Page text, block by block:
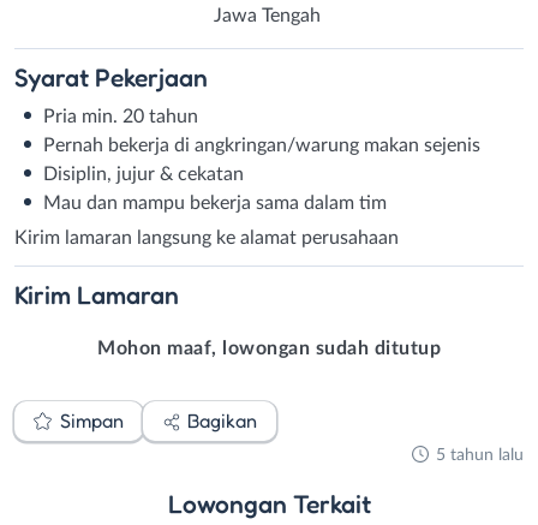
Jawa Tengah
Syarat Pekerjaan
Pria min. 20 tahun
Pernah bekerja di angkringan/warung makan sejenis
Disiplin, jujur & cekatan
Mau dan mampu bekerja sama dalam tim
Kirim lamaran langsung ke alamat perusahaan
Kirim Lamaran
Mohon maaf, lowongan sudah ditutup
Simpan Bagikan
5 tahun lalu
Lowongan Terkait